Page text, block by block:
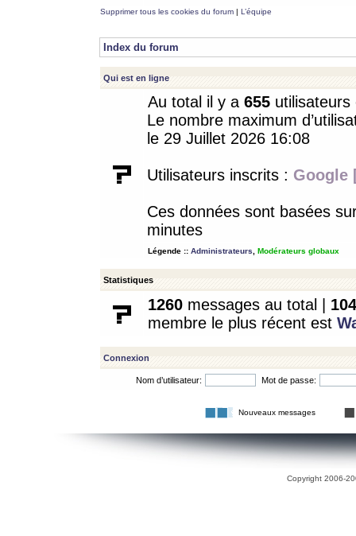
Supprimer tous les cookies du forum | L’équipe
Index du forum
Qui est en ligne
Au total il y a 655
Le nombre maximum
le 29 Juillet 2026 16:08
Utilisateurs inscrits : Google
Ces données sont basées
minutes
Légende :: Administrateurs Modérateurs globaux
Statistiques
1260 messages au total | 104
membre le plus récent est
Connexion
Nom d’utilisateur: Mot de passe:
Nouveaux messages
Copyright 2006-